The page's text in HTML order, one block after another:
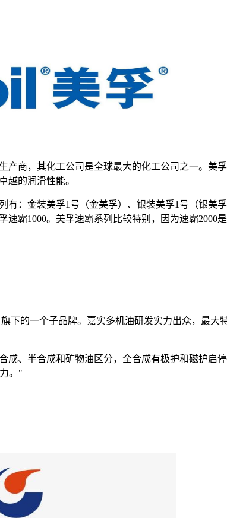
商，其化工公司是全球最大的化工公司之一。美
越的润滑性能。
：金装美孚1号（金美孚）、银装美孚1号（银美
霸1000。美孚速霸系列比较特别，因为速霸2000
下的一个子品牌。嘉实多机油研发实力出众，最大
、半合成和矿物油区分，全合成有极护和磁护启
。"